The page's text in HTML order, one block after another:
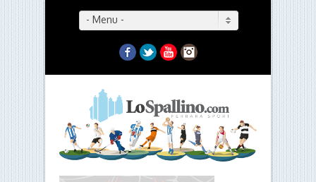
- Menu -
Facebook
TwitterYouTubeInstagram